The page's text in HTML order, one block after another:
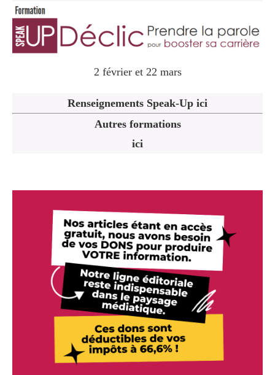
2 février et 22 mars
Renseignements Speak-Up ici
Autres formations
ici